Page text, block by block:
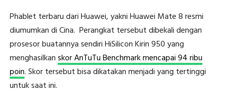
Phablet terbaru dari Huawei, yakni Huawei Mate 8 resmi
diumumkan di Cina. Perangkat tersebut dibekali dengan
prosesor buatannya sendiri HiSilicon Kirin 950 yang
menghasilkanskor AnTuTu Benchmark mencapai 94 ribu
poin. Skor tersebut bisa dikatakan menjadi yang tertinggi
untuk saat ini.